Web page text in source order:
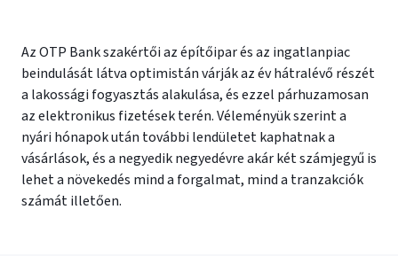
Az OTP Bank szakértői az építőipar és az ingatlanpiac
beindulását látva optimistán várják az év hátralévő részét
a lakossági fogyasztás alakulása, és ezzel párhuzamosan
az elektronikus fizetések terén. Véleményük szerint a
nyári hónapok után további lendületet kaphatnak a
vásárlások, és a negyedik negyedévre akár két számjegyű is
lehet a növekedés mind a forgalmat, mind a tranzakciók
számát illetően.